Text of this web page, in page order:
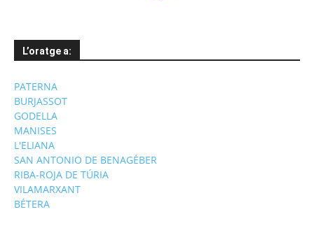
L’oratge a:
PATERNA
BURJASSOT
GODELLA
MANISES
L'ELIANA
SAN ANTONIO DE BENAGÉBER
RIBA-ROJA DE TÚRIA
VILAMARXANT
BÉTERA